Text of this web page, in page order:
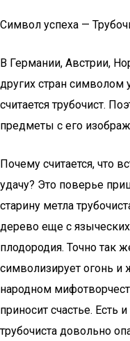
Символ успеха —
В Германии, Австрии,
других стран символом
считается трубочист.
предметы с его
Почему считается, что
удачу? Это поверье
старину метла
дерево еще с
плодородия. Точно так
символизирует огонь и
народном
приносит счастье. Есть
трубочиста довольно